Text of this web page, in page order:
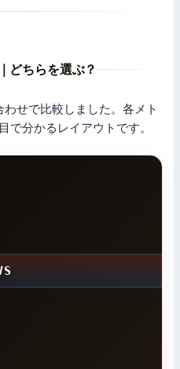
どちらを選ぶ？
せで比較しました。各メト
で分かるレイアウトです。